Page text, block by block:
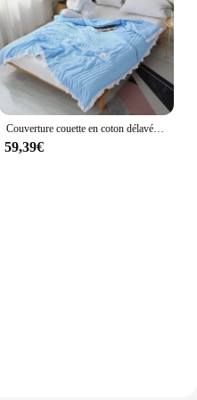
Couverture couette en coton délavé, motif flamant rose, pour enfants et adultes, couvre-lit de haute qualité, 150x200, 180x220, 200x230
59,39€